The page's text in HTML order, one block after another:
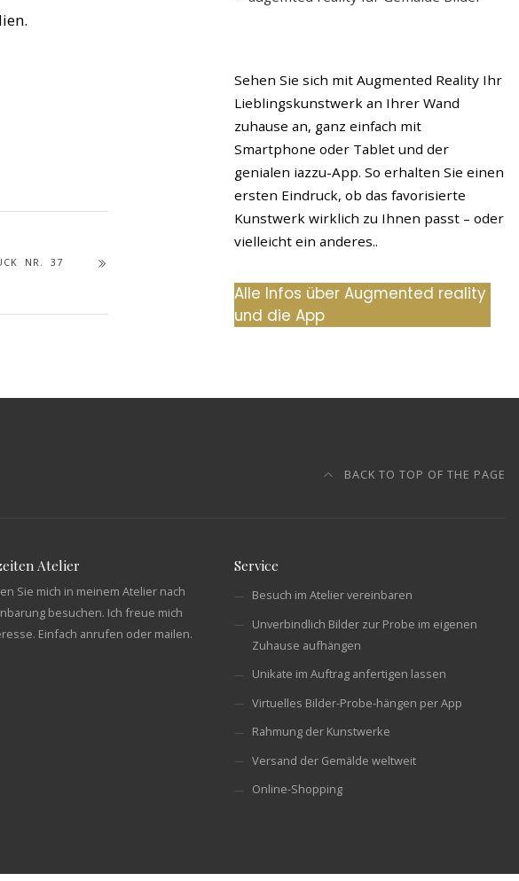
NR. 37
Sehen Sie sich mit Augmented Reality Ihr
Lieblingskunstwerk an Ihrer Wand
zuhause an, ganz einfach mit
Smartphone oder Tablet und der
genialen iazzu-App. So erhalten Sie einen
ersten Eindruck, ob das favorisierte
Kunstwerk wirklich zu Ihnen passt – oder
vielleicht ein anderes..
Alle Infos über Augmented reality
und die App
BACK TO TOP OF THE PAGE
Atelier
Sie mich in meinem Atelier nach
besuchen. Ich freue mich
Einfach anrufen oder mailen.
Service
Besuch im Atelier vereinbaren
Unverbindlich Bilder zur Probe im eigenen
Zuhause aufhängen
Unikate im Auftrag anfertigen lassen
Virtuelles Bilder-Probe-hängen per App
Rahmung der Kunstwerke
Versand der Gemälde weltweit
Online-Shopping